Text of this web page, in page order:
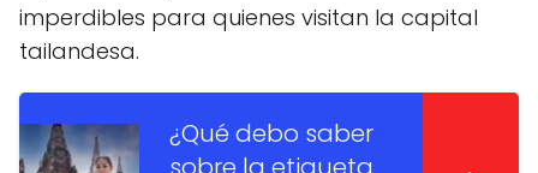
imperdibles para quienes visitan la capital
tailandesa.
¿Qué debo saber